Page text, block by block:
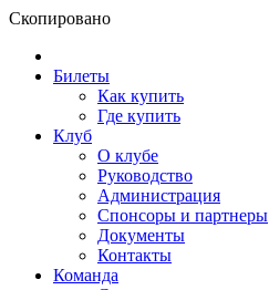
Скопировано
Билеты
Как купить
Где купить
Клуб
О клубе
Руководство
Администрация
Спонсоры и партнеры
Документы
Контакты
Команда